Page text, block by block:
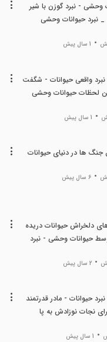
وحشی - نبرد گوزن با شیر
نبرد حیوانات وحشی
1 سال پیش
واقعی حیوانات - شگفت
لحظات حیوانات وحشی
1 سال پیش
جنگ ها در دنیای حیوانات
6 سال پیش
دلخراش حیوانات دریده
حیوانات وحشی - نبرد
حیوانات
2 سال پیش
حیوانات - مادر قدرتمند
نجات نوزادش به پا
1 سال پیش